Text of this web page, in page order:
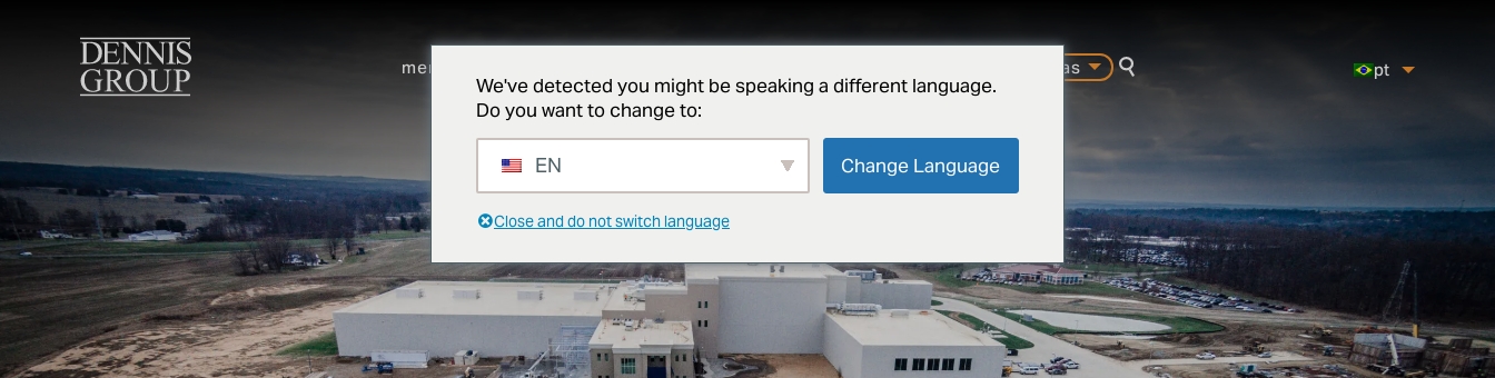
mercados
carreiras
pesquisa
pt
We've detected you might be speaking a different language.
Do you want to change to:
EN Change Language
Close and do not switch language